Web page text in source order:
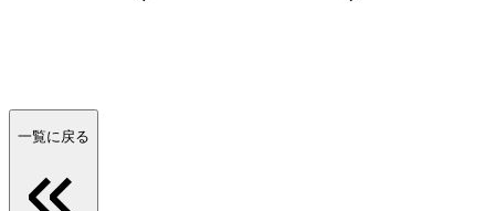
一覧に戻る